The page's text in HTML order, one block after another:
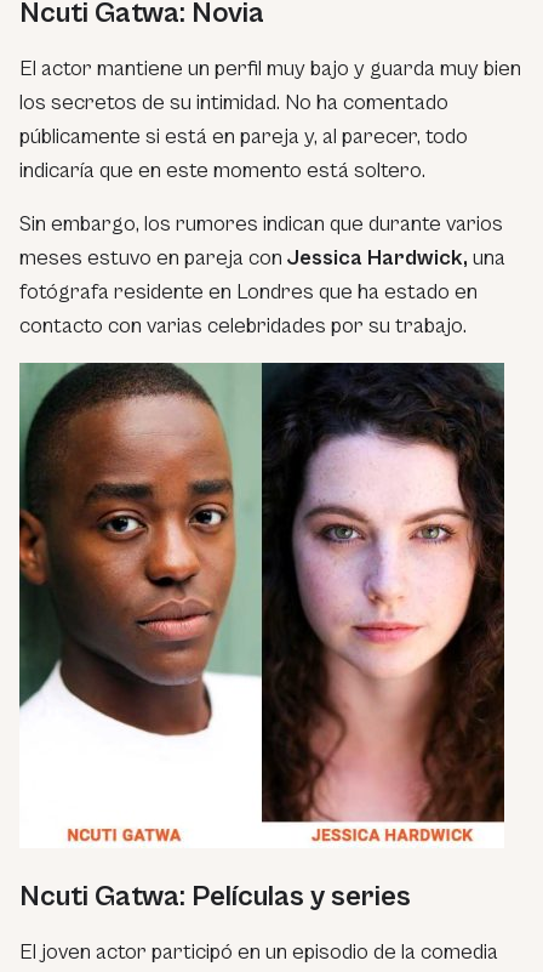
Ncuti Gatwa: Novia
El actor mantiene un perfil muy bajo y guarda muy bien
los secretos de su intimidad. No ha comentado
públicamente si está en pareja y, al parecer, todo
indicaría que en este momento está soltero.
Sin embargo, los rumores indican que durante varios
meses estuvo en pareja con Jessica Hardwick, una
fotógrafa residente en Londres que ha estado en
contacto con varias celebridades por su trabajo.
Ncuti Gatwa: Películas y series
El joven actor participó en un episodio de la comedia